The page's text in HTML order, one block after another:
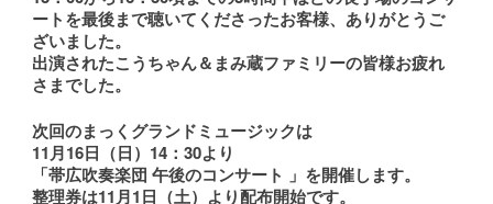
ートを最後まで聴いてくださったお客様、ありがとうご
ざいました。
出演されたこうちゃん＆まみ蔵ファミリーの皆様お疲れ
さまでした。
次回のまっくグランドミュージックは
11月16日（日）14：30より
「帯広吹奏楽団 午後のコンサート 」を開催します。
整理券は11月1日（土）より配布開始です。